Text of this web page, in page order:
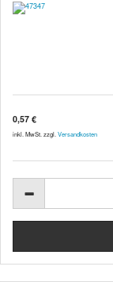
0,57 €
inkl. MwSt. zzgl. Versandkosten